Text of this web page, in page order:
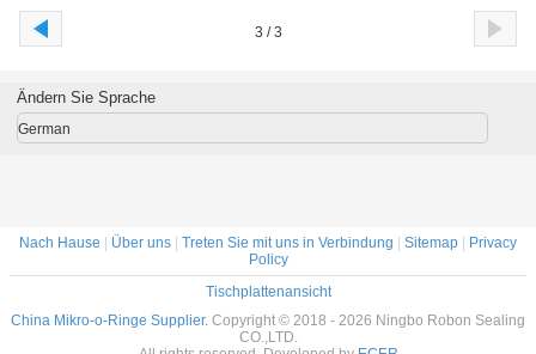
3 / 3
Ändern Sie Sprache
German
Nach Hause Über uns Treten Sie mit uns in Verbindung Sitemap
Privacy
Policy
Tischplattenansicht
China Mikro-o-Ringe Supplier. Copyright © 2018 - 2026 Ningbo Robon Sealing
CO.,LTD.